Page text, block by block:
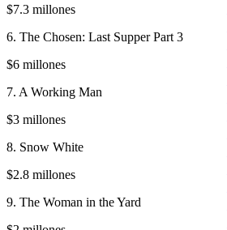
$7.3 millones
6. The Chosen: Last Supper Part 3
$6 millones
7. A Working Man
$3 millones
8. Snow White
$2.8 millones
9. The Woman in the Yard